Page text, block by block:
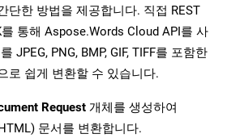
단한 방법을 제공합니다. 직접 REST
통해 Aspose.Words Cloud API를 사
JPEG, PNG, BMP, GIF, TIFF를 포함한
로 쉽게 변환할 수 있습니다.
Request 개체를 생성하여
문서를 변환합니다.